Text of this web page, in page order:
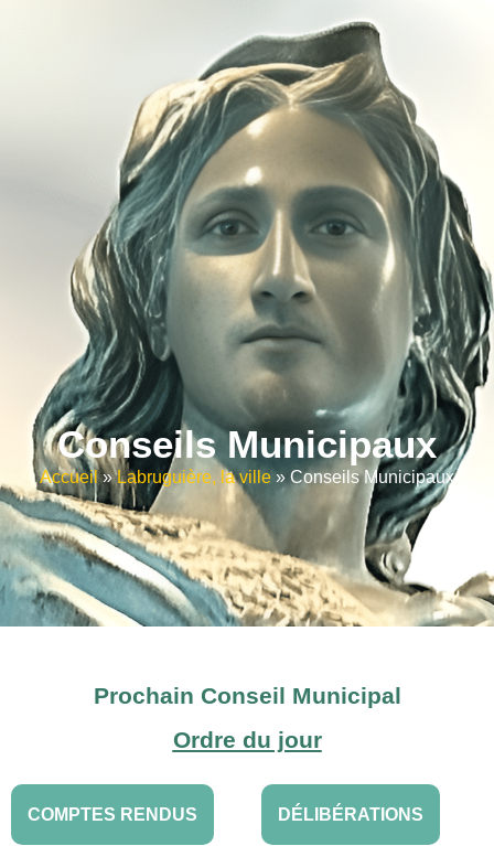
Conseils Municipaux
Accueil»Labruguière, la ville» Conseils Municipaux
Prochain Conseil Municipal
Ordre du jour
COMPTES RENDUS DÉLIBÉRATIONS